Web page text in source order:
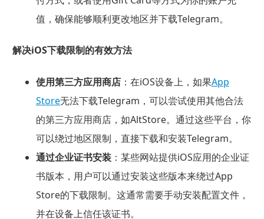
值，确保能够顺利更改地区并下载Telegram。
解决iOS下载限制的有效方法
使用第三方应用商店：在iOS设备上，如果App
Store无法下载Telegram，可以尝试使用其他合法
的第三方应用商店，如AltStore。通过这些平台，你
可以绕过地区限制，直接下载和安装Telegram。
通过企业证书安装：某些网站提供iOS应用的企业证
书版本，用户可以通过安装这些版本来绕过App
Store的下载限制。这通常需要手动安装配置文件，
并在设备上信任该证书。